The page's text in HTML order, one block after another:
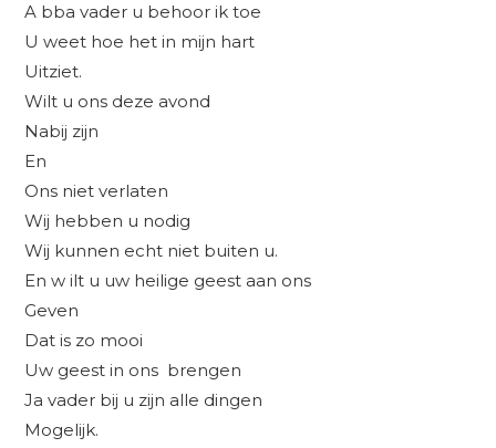
A bba vader u behoor ik toe
U weet hoe het in mijn hart
Uitziet.
Wilt u ons deze avond
Nabij zijn
En
Ons niet verlaten
Wij hebben u nodig
Wij kunnen echt niet buiten u.
En w ilt u uw heilige geest aan ons
Geven
Dat is zo mooi
Uw geest in ons brengen
Ja vader bij u zijn alle dingen
Mogelijk.